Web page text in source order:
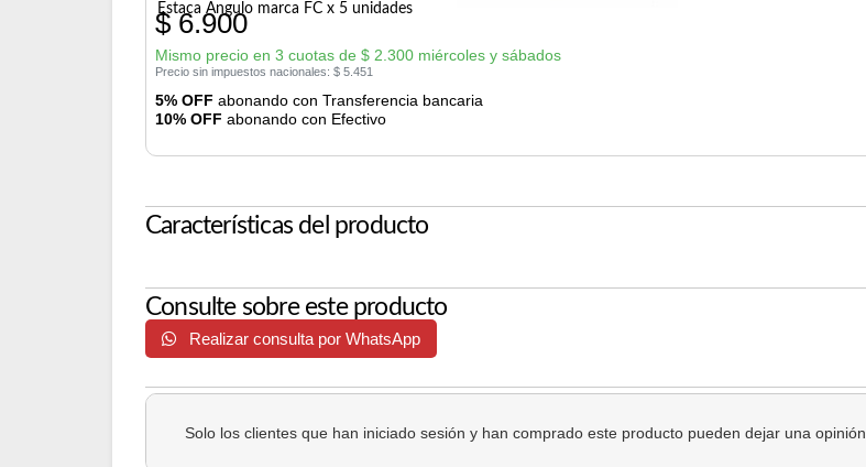
Estaca Angulo marca FC x 5 unidades
$6.900
Mismo precio en 3 cuotas de $ 2.300 miércoles y sábados
Precio sin impuestos nacionales: $ 5.451
5% OFF abonando con Transferencia bancaria
10% OFF abonando con Efectivo
Características del producto
Consulte sobre este producto
Realizar consulta por WhatsApp
Solo los clientes que han iniciado sesión y han comprado este producto pueden dejar una opinión.